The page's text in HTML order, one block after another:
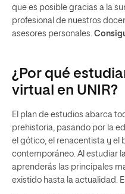
que es posible gracias a la
profesional de nuestros
asesores personales.
¿Por qué
virtual en UNIR?
El plan de estudios abarca
prehistoria, pasando por la
el gótico, el renacentista y el
contemporáneo. Al estudiar
aprenderás las principales
existido hasta la actualidad.